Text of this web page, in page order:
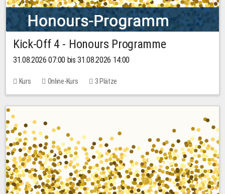
Kick-Off 4 - Honours Programme
31.08.2026 07:00 bis 31.08.2026 14:00
Kurs Online-Kurs 3 Plätze